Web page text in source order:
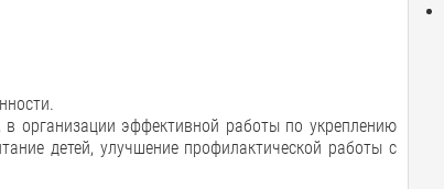
в организации эффективной работы по укреплению
детей, улучшение профилактической работы с